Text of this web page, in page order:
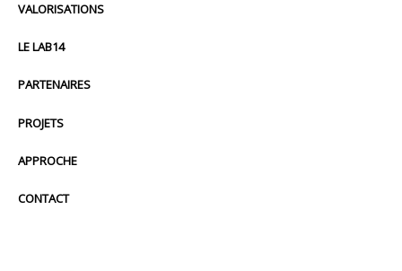
VALORISATIONS
LE LAB14
PARTENAIRES
PROJETS
APPROCHE
CONTACT